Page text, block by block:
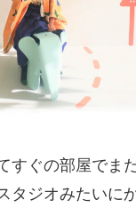
すぐの部屋でま
タジオみたいに